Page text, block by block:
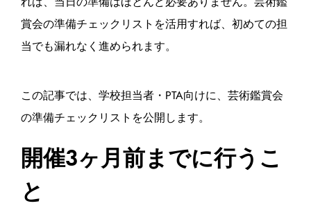
賞会の準備チェックリストを活用すれば、初めての担
当でも漏れなく進められます。
この記事では、学校担当者・PTA向けに、芸術鑑賞会
の準備チェックリストを公開します。
開催3ヶ月前までに行うこ
と